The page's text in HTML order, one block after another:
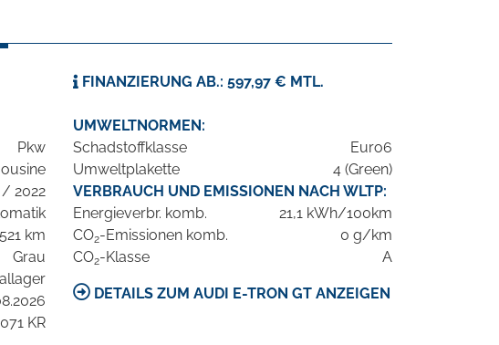
FINANZIERUNG AB.: 597,97 € MTL.
Pkw
/ 2022
km
Grau
KR
UMWELTNORMEN:
Schadstoffklasse
Euro6
Umweltplakette
4 (Green)
VERBRAUCH UND EMISSIONEN NACH WLTP:
Energieverbr. komb.
21,1 kWh/100km
CO2-Emissionen komb.
0 g/km
CO2-Klasse A
DETAILS ZUM AUDI E-TRON GT ANZEIGEN